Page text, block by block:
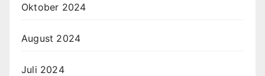
Oktober 2024
August 2024
Juli 2024